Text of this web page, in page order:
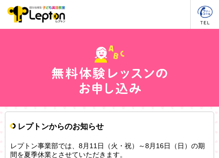
レプトンからのお知らせ
レプトン事業部では、8月11日（火・祝）～8月16日（日）の期
間を夏季休業とさせていただきます。